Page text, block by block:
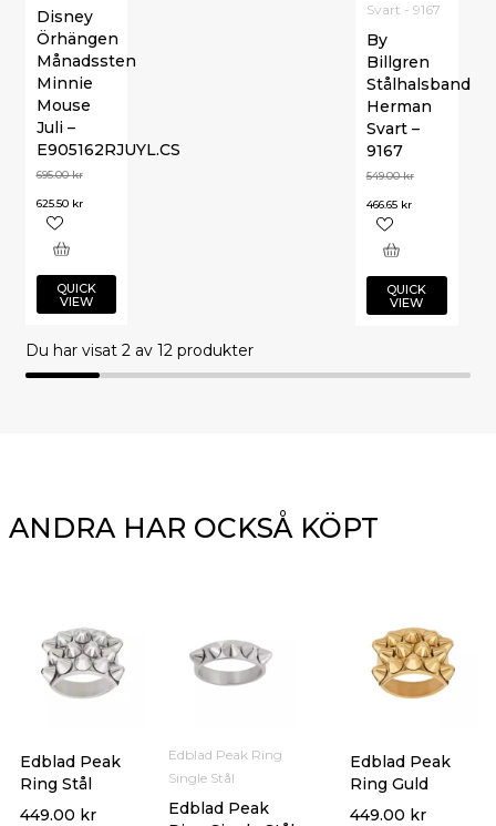
Disney
Örhängen
Månadssten
Minnie
Mouse
Juli –
E905162RJUYL.CS
695.00kr
625.50 kr
QUICK
VIEW
Svart - 9167
By
Billgren
Stålhalsband
Herman
Svart –
9167
549.00kr
466.65 kr
QUICK
VIEW
Du har visat 2av 12 produkter
ANDRA HAR OCKSÅ KÖPT
Edblad Peak
Ring Stål
449.00 kr
Edblad Peak
Ring Guld
449.00 kr
Edblad Peak Ring
Single Stål
Edblad Peak